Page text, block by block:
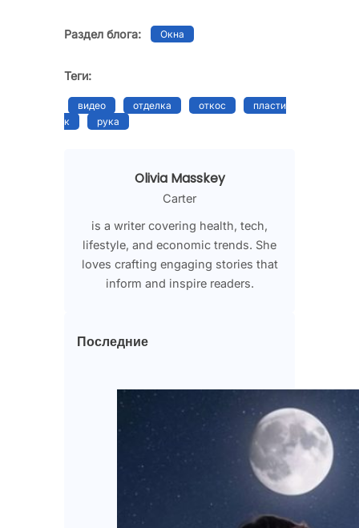
Раздел блога: Окна
Теги:
видео отделка откос
пласти
к
рука
Olivia Masskey
Carter
is a writer covering health, tech,
lifestyle, and economic trends. She
loves crafting engaging stories that
inform and inspire readers.
Последние